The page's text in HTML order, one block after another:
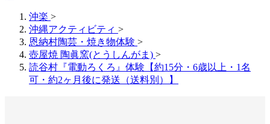
沖楽 >
沖縄アクティビティ >
恩納村陶芸・焼き物体験 >
壺屋焼 陶眞窯(とうしんがま) >
読谷村『電動ろくろ』体験【約15分・6歳以上・1名
可・約2ヶ月後に発送（送料別）】